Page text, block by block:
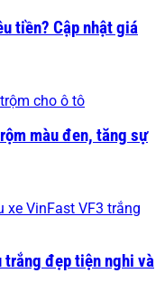
tiền? Cập nhật giá
màu đen, tăng sự
trắng đẹp tiện nghi và